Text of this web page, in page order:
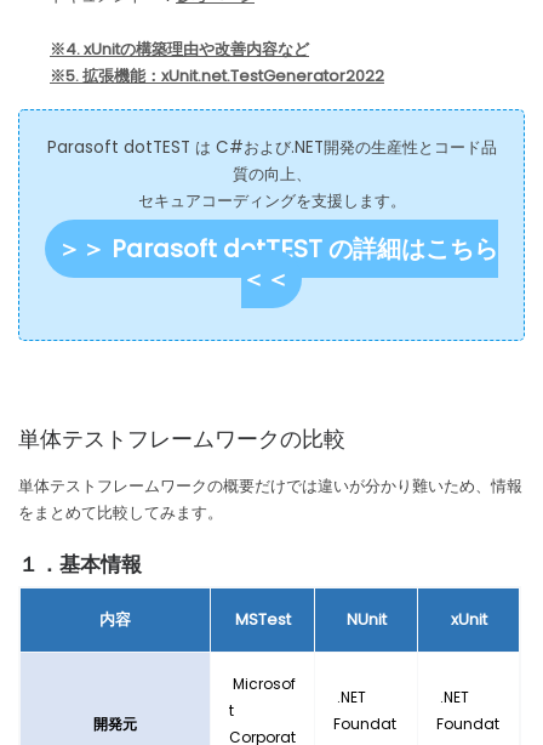
※4. xUnitの構築理由や改善内容など
※5. 拡張機能：xUnit.net.TestGenerator2022
Parasoft dotTEST は C#および.NET開発の生産性とコード品
質の向上、
セキュアコーディングを支援します。
＞＞ Parasoft dotTEST の詳細はこちら
＜＜
単体テストフレームワークの比較
単体テストフレームワークの概要だけでは違いが分かり難いため、情報
をまとめて比較してみます。
１． 基本情報
内容 MSTest NUnit xUnit
開発元
Microsof
t
Corporat
.NET
Foundat
.NET
Foundat